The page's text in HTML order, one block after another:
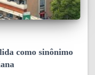
como sinônimo